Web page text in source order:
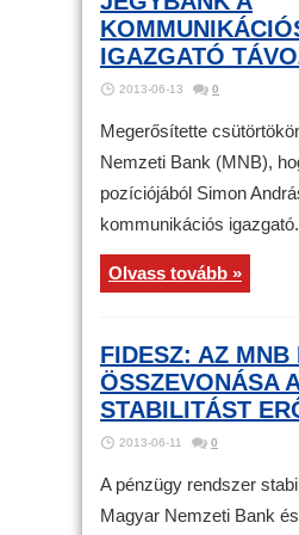
IGAZGATÓ
2013-06-13 0
Megerősítette
Nemzeti Bank (MNB),
pozíciójából Simon
kommunikációs igazgató.
Olvass tovább »
FIDESZ: AZ MNB
ÖSSZEVONÁSA
STABILITÁST
2013-06-11 0
A pénzügy rendszer
Magyar Nemzeti Bank